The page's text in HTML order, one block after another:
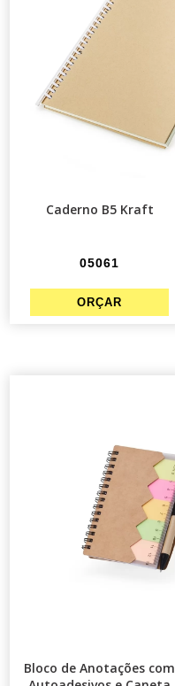
Caderno B5 Kraft
05061
Bloco de Anotações com